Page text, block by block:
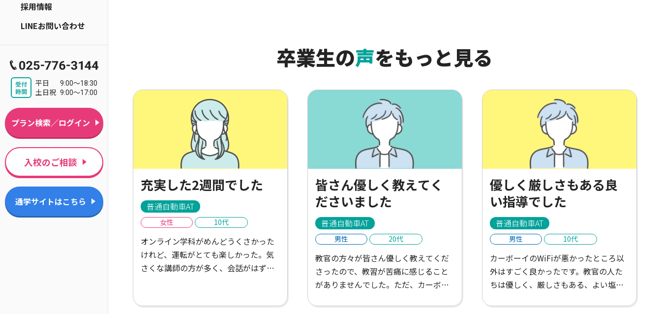
採用情報
LINEお問い合わせ
平日
9:00～18:30
土日祝 9:00～17:00
プラン検索／ログイン
入校のご相談
通学サイトはこちら
卒業生の声をもっと見る
充実した2週間でした
普通自動車AT
女性 10代
オンライン学科がめんどうくさかった
けれど、運転がとても楽しかった。気
さくな講師の方が多く、会話がはずん
ど、たくさんごはんやさんがあって楽
皆さん優しく教えてく
ださいました
普通自動車AT
男性 20代
教官の方々が皆さん優しく教えてくだ
さったので、教習が苦痛に感じること
がありませんでした。ただ、カーボー
優しく厳しさもある良
い指導でした
普通自動車AT
男性 10代
カーボーイのWiFiが悪かったところ以
外はすごく良かったです。教官の人た
ちは優しく、厳しさもある、よい塩梅